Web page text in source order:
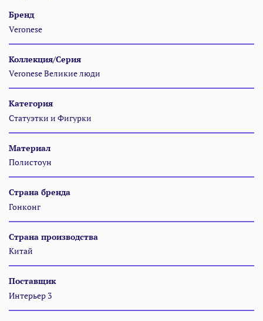
Бренд
Veronese
Коллекция/Серия
Veronese Великие люди
Категория
Статуэтки и Фигурки
Материал
Полистоун
Страна бренда
Гонконг
Страна производства
Китай
Поставщик
Интерьер 3